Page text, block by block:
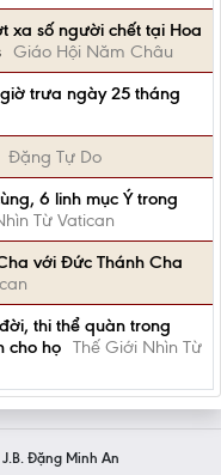
xa số người chết tại Hoa
Giáo Hội Năm Châu
trưa ngày 25 tháng
Đặng Tự Do
6 linh mục Ý trong
Từ Vatican
với Đức Thánh Cha
thi thể quàn trong
cho họ Thế Giới Nhìn Từ
Đặng Minh An